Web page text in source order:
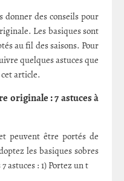
donner des conseils pour
Les basiques sont
au fil des saisons. Pour
quelques astuces que
article.
originale : 7 astuces à
peuvent être portés de
les basiques sobres
astuces : 1) Portez un t